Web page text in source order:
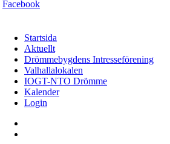
Startsida
Aktuellt
Drömmebygdens Intresseförening
Valhallalokalen
IOGT-NTO Drömme
Kalender
Login